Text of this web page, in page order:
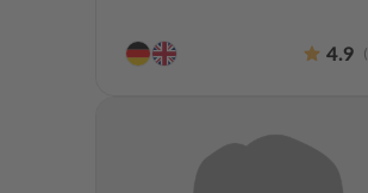
4.9 (